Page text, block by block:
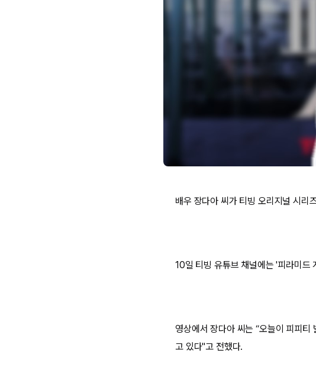
배우 장다아 씨가 티빙 오리지널 시리
10일 티빙 유튜브 채널에는 '피라미드
영상에서 장다아 씨는 “오늘이 피피
고 있다"고 전했다.